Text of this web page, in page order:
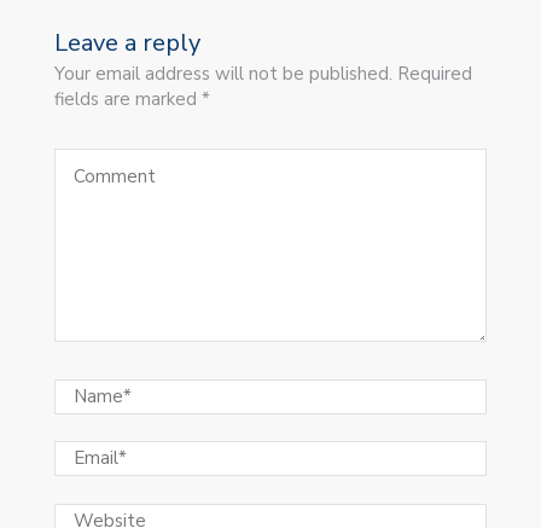
Leave a reply
Your email address will not be published. Required
fields are marked *